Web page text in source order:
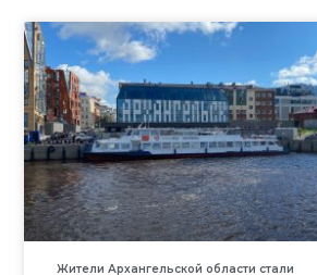
Жители Архангельской области стали